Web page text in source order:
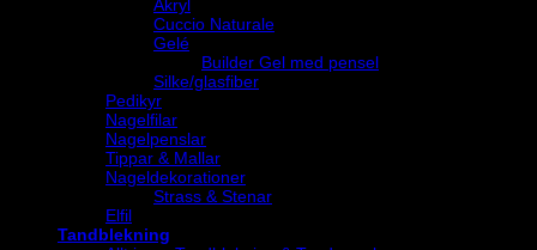
Akryl
Cuccio Naturale
Gelé
Builder Gel med pensel
Silke/glasfiber
Pedikyr
Nagelfilar
Nagelpenslar
Tippar & Mallar
Nageldekorationer
Strass & Stenar
Elfil
Tandblekning